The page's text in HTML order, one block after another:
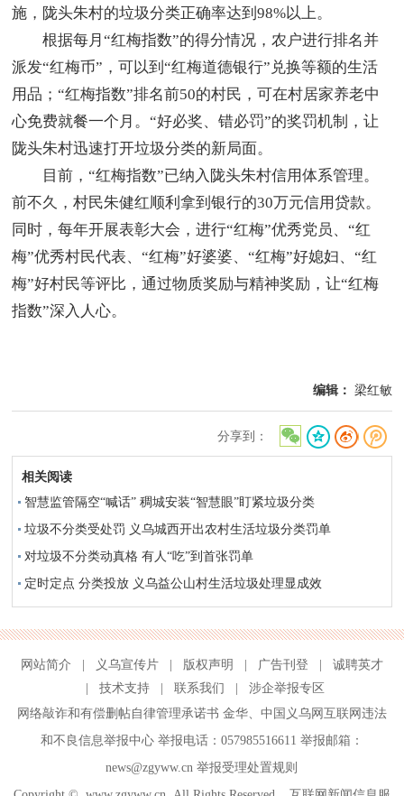
施，陇头朱村的垃圾分类正确率达到98%以上。
根据每月“红梅指数”的得分情况，农户进行排名并
派发“红梅币”，可以到“红梅道德银行”兑换等额的生活
用品；“红梅指数”排名前50的村民，可在村居家养老中
心免费就餐一个月。“好必奖、错必罚”的奖罚机制，让
陇头朱村迅速打开垃圾分类的新局面。
目前，“红梅指数”已纳入陇头朱村信用体系管理。
前不久，村民朱健红顺利拿到银行的30万元信用贷款。
同时，每年开展表彰大会，进行“红梅”优秀党员、“红
梅”优秀村民代表、“红梅”好婆婆、“红梅”好媳妇、“红
梅”好村民等评比，通过物质奖励与精神奖励，让“红梅
指数”深入人心。
编辑： 梁红敏
分享到：
相关阅读
智慧监管隔空“喊话” 稠城安装“智慧眼”盯紧垃圾分类
垃圾不分类受处罚 义乌城西开出农村生活垃圾分类罚单
对垃圾不分类动真格 有人“吃”到首张罚单
定时定点 分类投放 义乌益公山村生活垃圾处理显成效
网站简介 | 义乌宣传片 | 版权声明 | 广告刊登 |
诚聘英才
|
技术支持 | 联系我们 |
涉企举报专区
网络敲诈和有偿删帖自律管理承诺书 金华、 中国义乌网互联网违法
和不良信息举报中心举报电话：057985516611 举报邮箱：
news@zgyww.cn举报受理处置规则